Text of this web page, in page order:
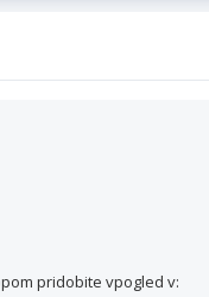
pridobite vpogled v: